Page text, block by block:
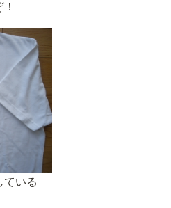
も どうぞ！
ている